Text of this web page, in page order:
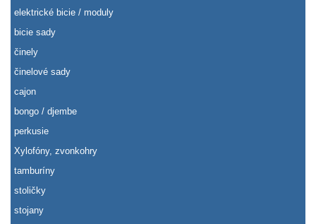
elektrické bicie / moduly
bicie sady
činely
činelové sady
cajon
bongo / djembe
perkusie
Xylofóny, zvonkohry
tamburíny
stoličky
stojany